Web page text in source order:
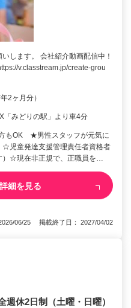
します。 会社紹介動画配信中！
v.classtream.jp/create-grou
2ヶ月分）
「みどりの駅」より車4分
もOK ★男性スタッフが元気に
☆児童発達支援管理責任者資格者
）☆現在非正規で、正職員を…
詳細を見る
06/25 掲載終了日： 2027/04/02
休2日制（土曜・日曜）